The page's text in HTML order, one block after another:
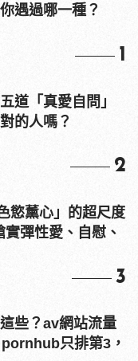
遇過哪一種？
1
道「真愛自問」
的人嗎？
2
慾薰心」的超尺度
彈性愛、自慰、
3
些？av網站流量
只排第3，